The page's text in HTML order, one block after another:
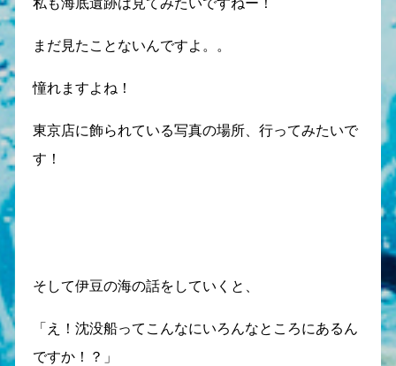
まだ見たことないんですよ。。
憧れますよね！
東京店に飾られている写真の場所、行ってみたいで
す！
そして伊豆の海の話をしていくと、
「え！沈没船ってこんなにいろんなところにあるん
ですか！？」